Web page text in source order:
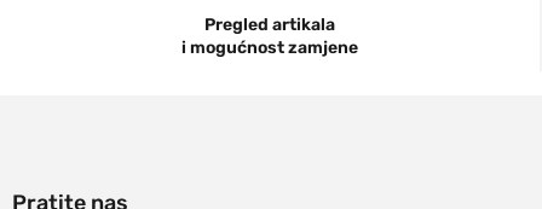
Pregled artikala
i mogućnost zamjene
Pratite nas